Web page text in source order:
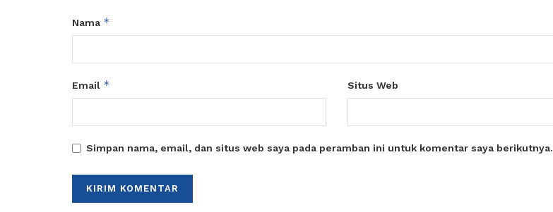
Nama *
Email * Situs Web
Simpan nama, email, dan situs web saya pada peramban ini untuk komentar saya berikutnya.